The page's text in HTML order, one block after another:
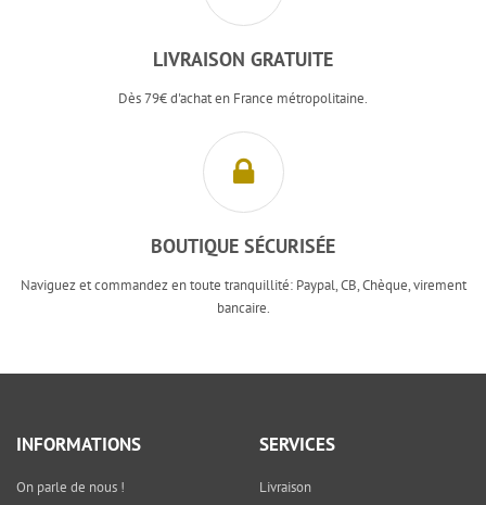
LIVRAISON GRATUITE
Dès 79€ d'achat en France métropolitaine.
BOUTIQUE SÉCURISÉE
Naviguez et commandez en toute tranquillité: Paypal, CB, Chèque, virement
bancaire.
INFORMATIONS
On parle de nous !
SERVICES
Livraison